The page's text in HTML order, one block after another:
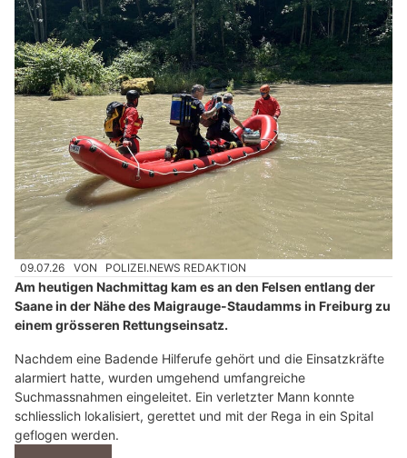
09.07.26 VON POLIZEI.NEWS REDAKTION
Am heutigen Nachmittag kam es an den Felsen entlang der
Saane in der Nähe des Maigrauge-Staudamms in Freiburg zu
einem grösseren Rettungseinsatz.
Nachdem eine Badende Hilferufe gehört und die Einsatzkräfte
alarmiert hatte, wurden umgehend umfangreiche
Suchmassnahmen eingeleitet. Ein verletzter Mann konnte
schliesslich lokalisiert, gerettet und mit der Rega in ein Spital
geflogen werden.